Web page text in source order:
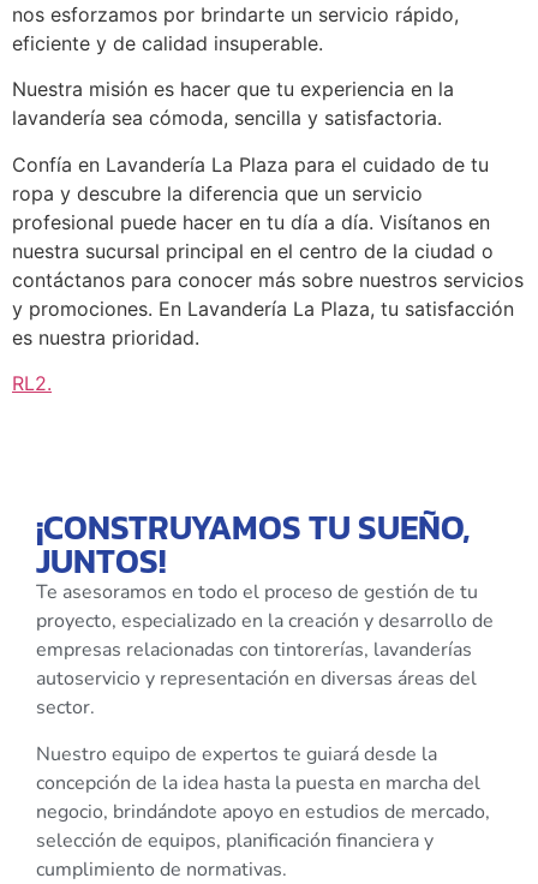
nos esforzamos por brindarte un servicio rápido,
eficiente y de calidad insuperable.
Nuestra misión es hacer que tu experiencia en la
lavandería sea cómoda, sencilla y satisfactoria.
Confía en Lavandería La Plaza para el cuidado de tu
ropa y descubre la diferencia que un servicio
profesional puede hacer en tu día a día. Visítanos en
nuestra sucursal principal en el centro de la ciudad o
contáctanos para conocer más sobre nuestros servicios
y promociones. En Lavandería La Plaza, tu satisfacción
es nuestra prioridad.
RL2.
¡CONSTRUYAMOS TU SUEÑO,
JUNTOS!
Te asesoramos en todo el proceso de gestión de tu
proyecto, especializado en la creación y desarrollo de
empresas relacionadas con tintorerías, lavanderías
autoservicio y representación en diversas áreas del
sector.
Nuestro equipo de expertos te guiará desde la
concepción de la idea hasta la puesta en marcha del
negocio, brindándote apoyo en estudios de mercado,
selección de equipos, planificación financiera y
cumplimiento de normativas.